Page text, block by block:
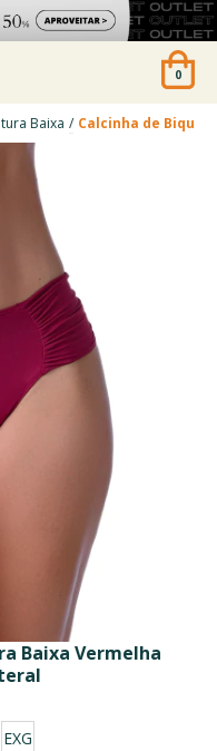
0
Baixa / Calcinha de
Baixa Vermelha
EXG